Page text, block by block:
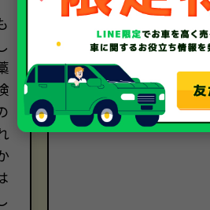
ディーラーで下取り不
を、ソコカラさんに買い
だけました。手続きも
した。機会があればま
いただきます。